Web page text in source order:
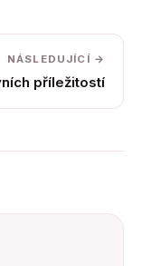
NÁSLEDUJÍCÍ →
příležitostí